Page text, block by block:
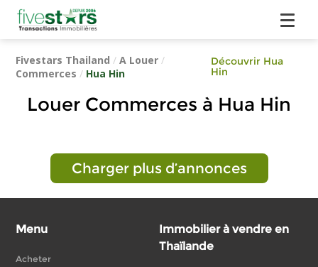
Fivestars Thailand /A Louer /
Commerces / Hua Hin
Découvrir Hua
Hin
Louer Commerces à Hua Hin
Charger plus d’annonces
Menu
Acheter
Immobilier à vendre en
Thaïlande